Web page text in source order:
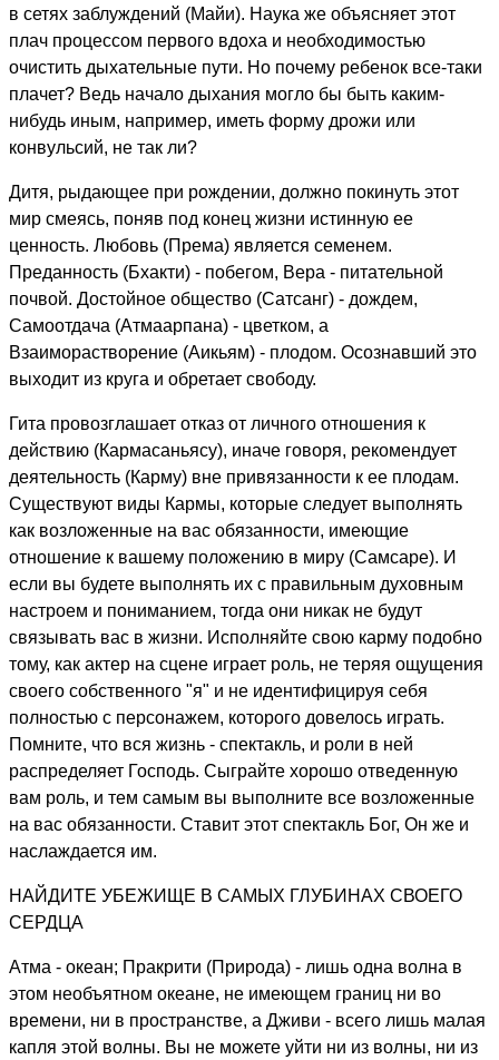
в сетях заблуждений (Майи). Наука же объясняет этот
плач процессом первого вдоха и необходимостью
очистить дыхательные пути. Но почему ребенок все-таки
плачет? Ведь начало дыхания могло бы быть каким-
нибудь иным, например, иметь форму дрожи или
конвульсий, не так ли?
Дитя, рыдающее при рождении, должно покинуть этот
мир смеясь, поняв под конец жизни истинную ее
ценность. Любовь (Према) является семенем.
Преданность (Бхакти) - побегом, Вера - питательной
почвой. Достойное общество (Сатсанг) - дождем,
Самоотдача (Атмаарпана) - цветком, а
Взаиморастворение (Аикьям) - плодом. Осознавший это
выходит из круга и обретает свободу.
Гита провозглашает отказ от личного отношения к
действию (Кармасаньясу), иначе говоря, рекомендует
деятельность (Карму) вне привязанности к ее плодам.
Существуют виды Кармы, которые следует выполнять
как возложенные на вас обязанности, имеющие
отношение к вашему положению в миру (Самсаре). И
если вы будете выполнять их с правильным духовным
настроем и пониманием, тогда они никак не будут
связывать вас в жизни. Исполняйте свою карму подобно
тому, как актер на сцене играет роль, не теряя ощущения
своего собственного "я" и не идентифицируя себя
полностью с персонажем, которого довелось играть.
Помните, что вся жизнь - спектакль, и роли в ней
распределяет Господь. Сыграйте хорошо отведенную
вам роль, и тем самым вы выполните все возложенные
на вас обязанности. Ставит этот спектакль Бог, Он же и
наслаждается им.
НАЙДИТЕ УБЕЖИЩЕ В САМЫХ ГЛУБИНАХ СВОЕГО
СЕРДЦА
Атма - океан; Пракрити (Природа) - лишь одна волна в
этом необъятном океане, не имеющем границ ни во
времени, ни в пространстве, а Дживи - всего лишь малая
капля этой волны. Вы не можете уйти ни из волны, ни из